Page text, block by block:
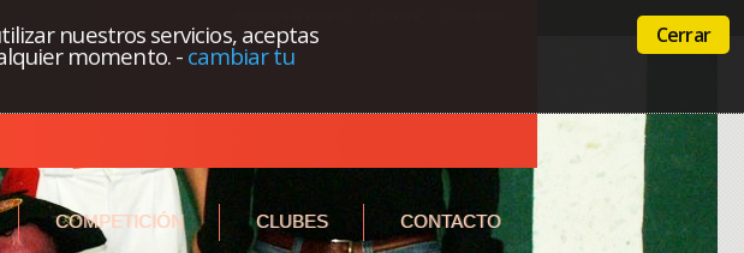
nuestros servicios, aceptas
momento.- cambiar tu
Cerrar
COMPETICIÓN CLUBES CONTACTO